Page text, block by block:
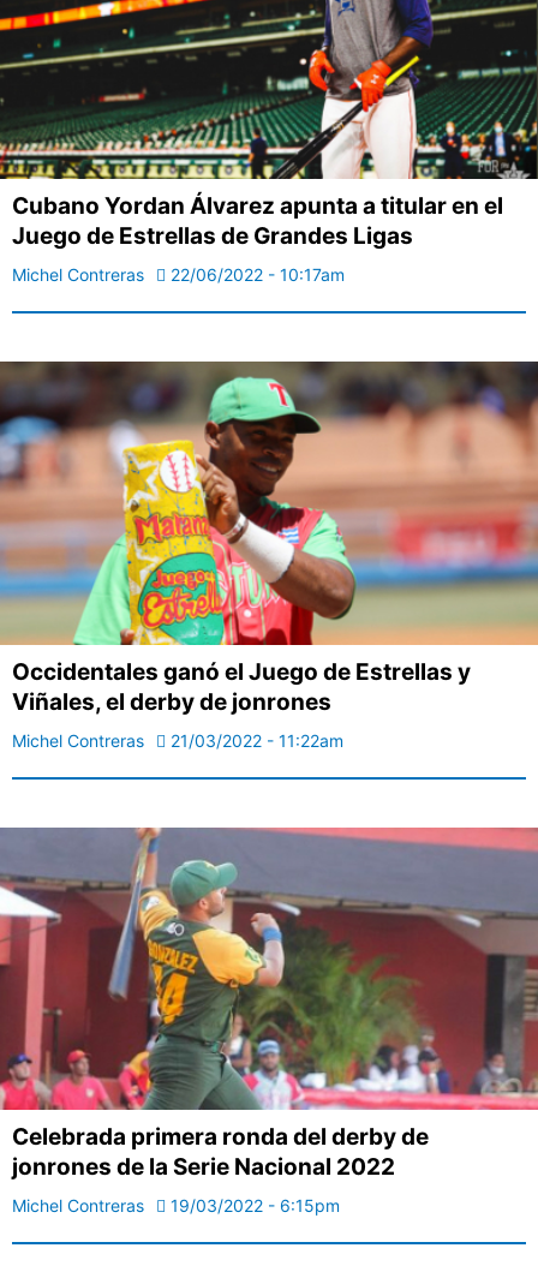
Cubano Yordan Álvarez apunta a titular en el
Juego de Estrellas de Grandes Ligas
Michel Contreras 22/06/2022 - 10:17am
Occidentales ganó el Juego de Estrellas y
Viñales, el derby de jonrones
Michel Contreras 21/03/2022 - 11:22am
Celebrada primera ronda del derby de
jonrones de la Serie Nacional 2022
Michel Contreras 19/03/2022 - 6:15pm